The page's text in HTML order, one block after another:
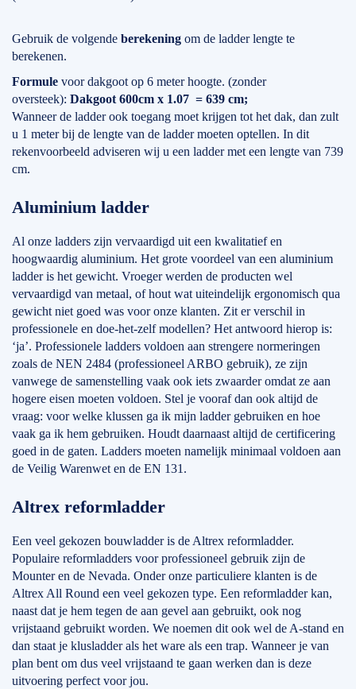
Gebruik de volgende berekening om de ladder lengte te
berekenen.
Formule voor dakgoot op 6 meter hoogte. (zonder
oversteek): Dakgoot 600cm x 1.07 = 639 cm;
Wanneer de ladder ook toegang moet krijgen tot het dak, dan zult
u 1 meter bij de lengte van de ladder moeten optellen. In dit
rekenvoorbeeld adviseren wij u een ladder met een lengte van 739
cm.
Aluminium ladder
Al onze ladders zijn vervaardigd uit een kwalitatief en
hoogwaardig aluminium. Het grote voordeel van een aluminium
ladder is het gewicht. Vroeger werden de producten wel
vervaardigd van metaal, of hout wat uiteindelijk ergonomisch qua
gewicht niet goed was voor onze klanten. Zit er verschil in
professionele en doe-het-zelf modellen? Het antwoord hierop is:
‘ja’. Professionele ladders voldoen aan strengere normeringen
zoals de NEN 2484 (professioneel ARBO gebruik), ze zijn
vanwege de samenstelling vaak ook iets zwaarder omdat ze aan
hogere eisen moeten voldoen. Stel je vooraf dan ook altijd de
vraag: voor welke klussen ga ik mijn ladder gebruiken en hoe
vaak ga ik hem gebruiken. Houdt daarnaast altijd de certificering
goed in de gaten. Ladders moeten namelijk minimaal voldoen aan
de Veilig Warenwet en de EN 131.
Altrex reformladder
Een veel gekozen bouwladder is de Altrex reformladder.
Populaire reformladders voor professioneel gebruik zijn de
Mounter en de Nevada. Onder onze particuliere klanten is de
Altrex All Round een veel gekozen type. Een reformladder kan,
naast dat je hem tegen de aan gevel aan gebruikt, ook nog
vrijstaand gebruikt worden. We noemen dit ook wel de A-stand en
dan staat je klusladder als het ware als een trap. Wanneer je van
plan bent om dus veel vrijstaand te gaan werken dan is deze
uitvoering perfect voor jou.